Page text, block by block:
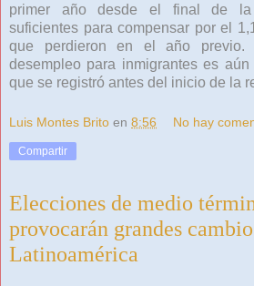
primer año desde el final de la
suficientes para compensar por el
que perdieron en el año previo.
desempleo para inmigrantes es
que se registró antes del inicio de la
Luis Montes Brito en 8:56 No hay
Compartir
Elecciones de medio
provocarán grandes
Latinoamérica